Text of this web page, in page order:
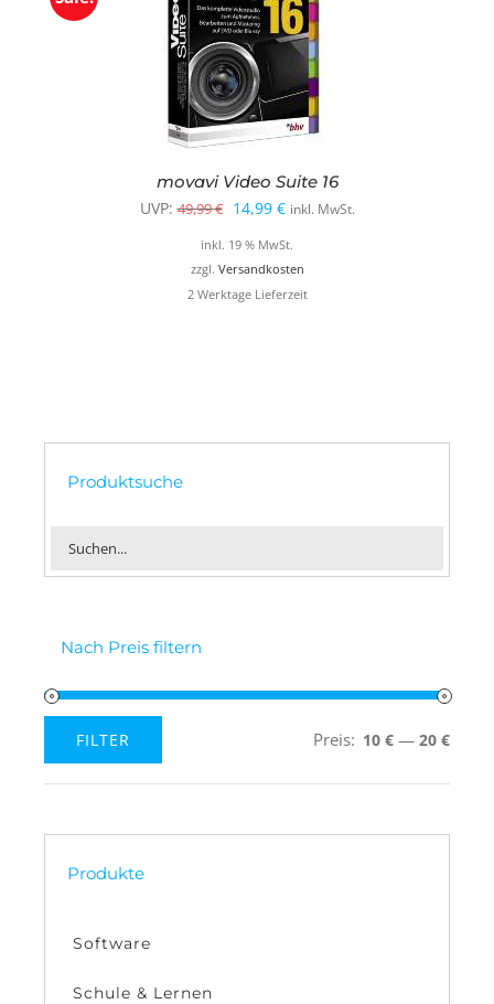
movavi Video Suite 16
UVP: 49,99€ Ursprünglicher
Preis
war:
49,99 €
14,99 €Aktueller
Preis
ist:
14,99 €.
inkl. MwSt.
inkl. 19 % MwSt.
zzgl. Versandkosten
2 Werktage Lieferzeit
Produktsuche
Nach Preis filtern
Preis
Preis
FILTER Preis: 10 € — 20 €
Produkte
Software
Schule & Lernen